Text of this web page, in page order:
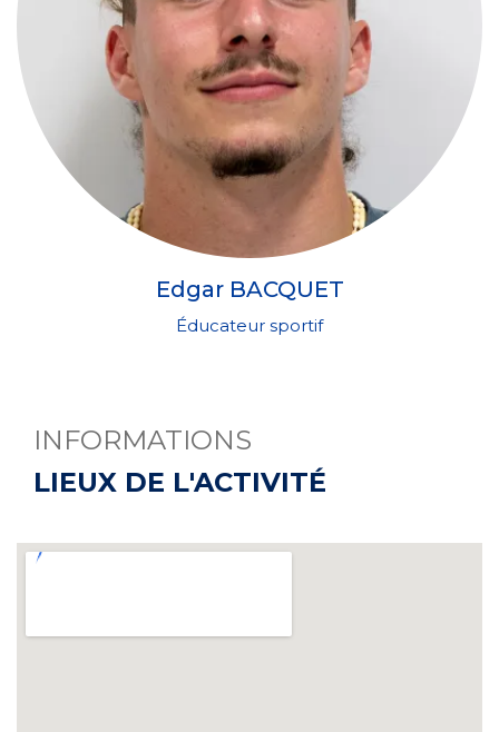
Edgar BACQUET
Éducateur sportif
INFORMATIONS
LIEUX DE L'ACTIVITÉ